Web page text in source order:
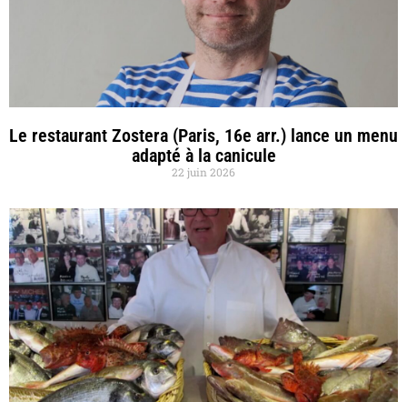
Le restaurant Zostera (Paris, 16e arr.) lance un menu
adapté à la canicule
22 juin 2026